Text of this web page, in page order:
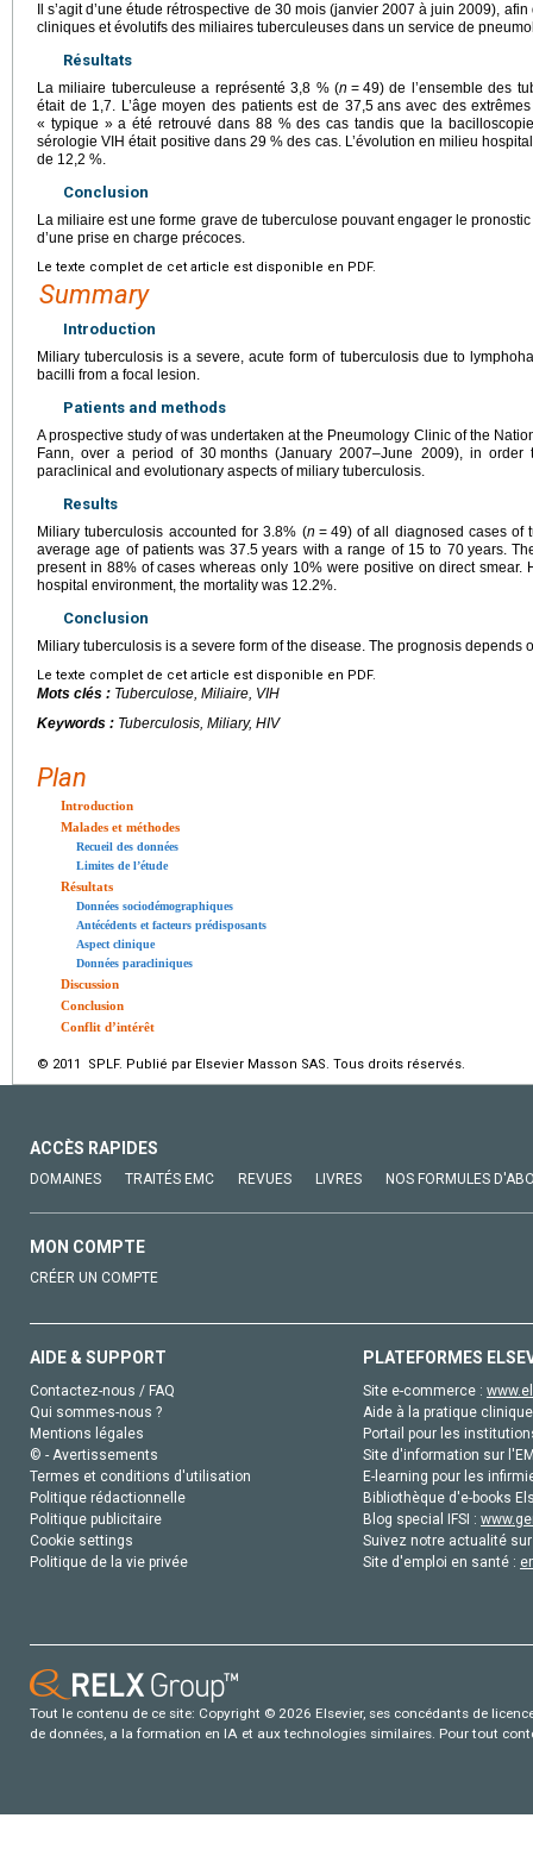
Il s’agit d’une étude rétrospective de 30 mois (janvier 2007 à juin 2009),
cliniques et évolutifs des miliaires tuberculeuses dans un service de
Résultats
La miliaire tuberculeuse a représenté 3,8 % (n = 49) de l’ensemble des
était de 1,7. L’âge moyen des patients est de 37,5 ans avec des
« typique » a été retrouvé dans 88 % des cas tandis que la
sérologie VIH était positive dans 29 % des cas. L’évolution en milieu
de 12,2 %.
Conclusion
La miliaire est une forme grave de tuberculose pouvant engager le
d’une prise en charge précoces.
Le texte complet de cet article est disponible en PDF.
Summary
Introduction
Miliary tuberculosis is a severe, acute form of tuberculosis due to
bacilli from a focal lesion.
Patients and methods
A prospective study of was undertaken at the Pneumology Clinic of the
Fann, over a period of 30 months (January 2007–June 2009), in
paraclinical and evolutionary aspects of miliary tuberculosis.
Results
Miliary tuberculosis accounted for 3.8% (n = 49) of all diagnosed cases of
average age of patients was 37.5 years with a range of 15 to 70 years.
present in 88% of cases whereas only 10% were positive on direct smear.
hospital environment, the mortality was 12.2%.
Conclusion
Miliary tuberculosis is a severe form of the disease. The prognosis depends
Le texte complet de cet article est disponible en PDF.
Mots clés : Tuberculose, Miliaire, VIH
Keywords : Tuberculosis, Miliary, HIV
Plan
Introduction
Malades et méthodes
Recueil des données
Limites de l’étude
Résultats
Données sociodémographiques
Antécédents et facteurs prédisposants
Aspect clinique
Données paracliniques
Discussion
Conclusion
Conflit d’intérêt
© 2011 SPLF. Publié par Elsevier Masson SAS. Tous droits réservés.
ACCÈS RAPIDES
DOMAINES TRAITÉS EMC REVUES LIVRES NOS FORMULES
MON COMPTE
CRÉER UN COMPTE
AIDE & SUPPORT
Contactez-nous / FAQ
Qui sommes-nous ?
Mentions légales
© - Avertissements
Termes et conditions d'utilisation
Politique rédactionnelle
Politique publicitaire
Cookie settings
Politique de la vie privée
PLATEFORMES
Site e-commerce :
Aide à la pratique
Portail pour les
Site d'information sur
E-learning pour les
Bibliothèque d'e-books
Blog special IFSI :
Suivez notre actualité
Site d'emploi en santé :
Tout le contenu de ce site: Copyright © 2026 Elsevier, ses concédants de
de données, a la formation en IA et aux technologies similaires. Pour tout